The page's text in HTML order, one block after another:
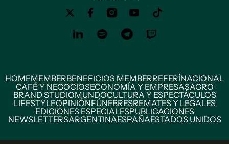
HOMEMEMBERBENEFICIOS MEMBERREFERÍNACIONAL
CAFÉ Y NEGOCIOSECONOMÍA Y EMPRESASAGRO
BRAND STUDIOMUNDOCULTURA Y ESPECTÁCULOS
LIFESTYLEOPINIÓNFÚNEBRESREMATES Y LEGALES
EDICIONES ESPECIALESPUBLICACIONES
NEWSLETTERSARGENTINAESPAÑAESTADOS UNIDOS